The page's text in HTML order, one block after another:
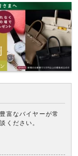
富なバイヤーが常
ください。